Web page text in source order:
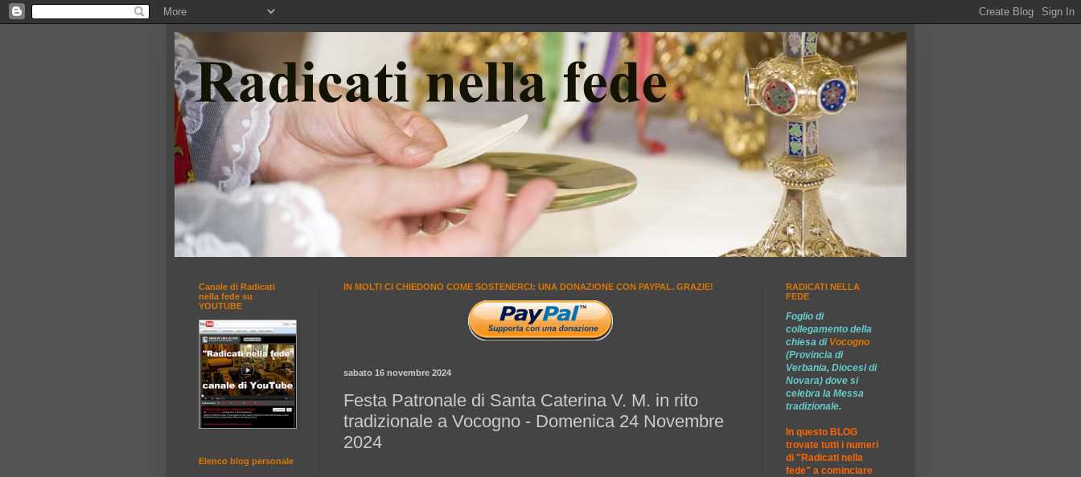
IN MOLTI CI CHIEDONO COME SOSTENERCI: UNA DONAZIONE CON PAYPAL. GRAZIE!
sabato 16 novembre 2024
Festa Patronale di Santa Caterina V. M. in rito
tradizionale a Vocogno - Domenica 24 Novembre
2024
Canale di Radicati
nella fede su
YOUTUBE
Elenco blog personale
RADICATI NELLA
FEDE
Foglio di
collegamento della
chiesa di Vocogno
(Provincia di
Verbania, Diocesi di
Novara) dove si
celebra la Messa
tradizionale.
In questo BLOG
trovate tutti i numeri
di "Radicati nella
fede" a cominciare